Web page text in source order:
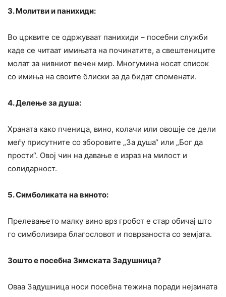
3. Молитви и панихиди:
Во црквите се одржуваат панихиди – посебни служби
каде се читаат имињата на починатите, а свештениците
молат за нивниот вечен мир. Многумина носат список
со имиња на своите блиски за да бидат споменати.
4. Делење за душа:
Храната како пченица, вино, колачи или овошје се дели
меѓу присутните со зборовите „За душа“ или „Бог да
прости“. Овој чин на давање е израз на милост и
солидарност.
5. Симболиката на виното:
Прелевањето малку вино врз гробот е стар обичај што
го симболизира благословот и поврзаноста со земјата.
Зошто е посебна Зимската Задушница?
Оваа Задушница носи посебна тежина поради нејзината